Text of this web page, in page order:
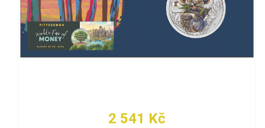
2 541 Kč